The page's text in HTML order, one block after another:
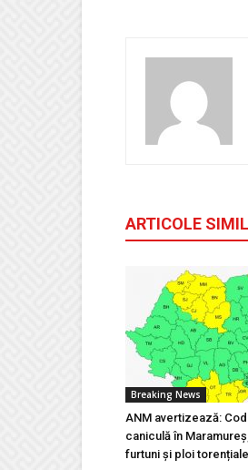
ARTICOLE
Breaking News
ANM avertizează:
caniculă în
furtuni și ploi torențiale